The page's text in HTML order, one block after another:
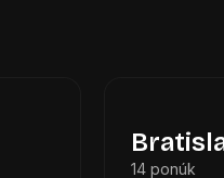
14 ponúk